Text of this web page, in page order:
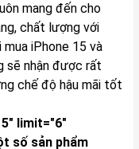
mang đến cho
chất lượng với
iPhone 15 và
sẽ nhận được rất
chế độ hậu mãi tốt
limit="6"
số sản phẩm